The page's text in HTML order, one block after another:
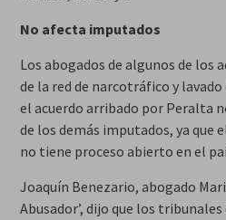
No afecta imputados
Los abogados de algunos de los
de la red de narcotráfico y
el acuerdo arribado por Peralta
de los demás imputados, ya
no tiene proceso abierto en el
Joaquín Benezario, abogado
Abusador’, dijo que los